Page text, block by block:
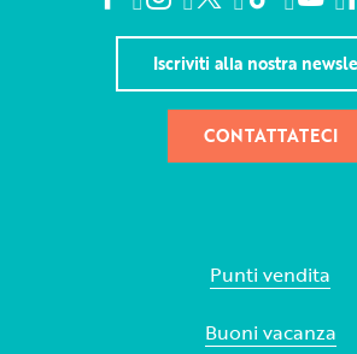
Iscriviti alla nostra
CONTATTATECI
Punti vendita
Buoni vacanza